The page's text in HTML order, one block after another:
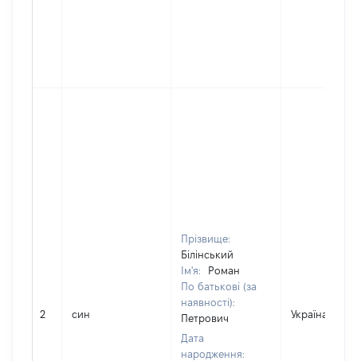
2 син
Прізвище:
Білінський
Ім'я:
Роман
По батькові (за
наявності):
Петрович
Дата
народження:
Україна